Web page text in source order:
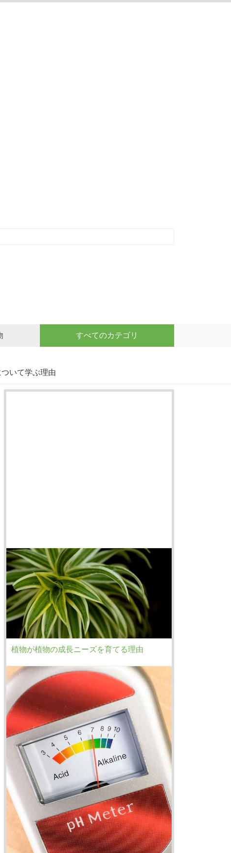
すべてのカテゴリ
いて学ぶ理由
植物が植物の成長ニーズを育てる理由